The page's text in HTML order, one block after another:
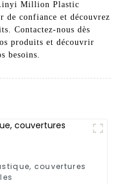
Million Plastic
de confiance et découvrez
Contactez-nous dès
produits et découvrir
besoins.
couvertures